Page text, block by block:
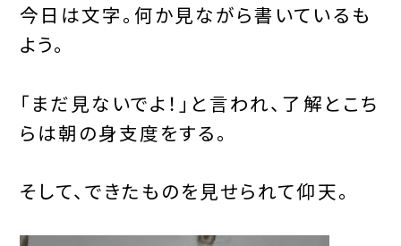
今日は文字。何か見ながら書いているも
よう。
「まだ見ないでよ！」と言われ、了解とこち
らは朝の身支度をする。
そして、できたものを見せられて仰天。